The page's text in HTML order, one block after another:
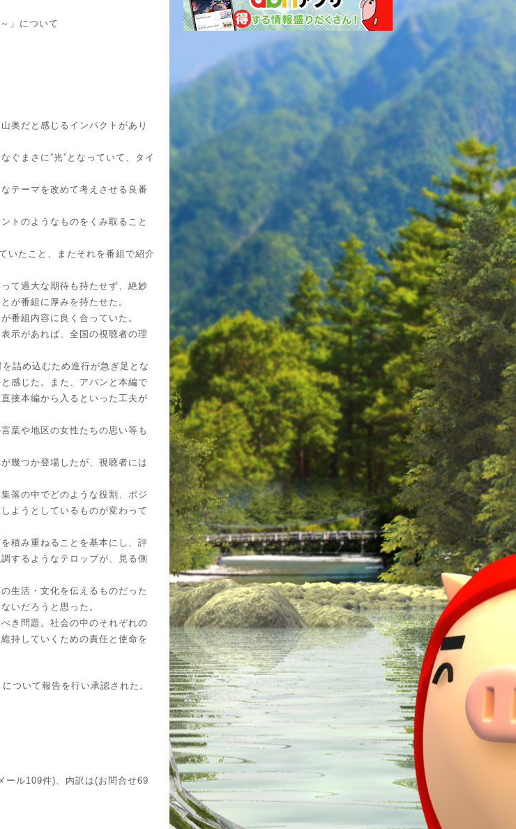
」について
奥だと感じるインパクトがあり
ぐまさに”光”となっていて、タイ
テーマを改めて考えさせる良番
トのようなものをくみ取ること
いたこと、またそれを番組で紹介
て過大な期待も持たせず、絶妙
が番組に厚みを持たせた。
番組内容に良く合っていた。
示があれば、全国の視聴者の理
詰め込むため進行が急ぎ足とな
感じた。また、アバンと本編で
接本編から入るといった工夫が
葉や地区の女性たちの思い等も
幾つか登場したが、視聴者には
落の中でどのような役割、ポジ
ようとしているものが変わって
積み重ねることを基本にし、評
するようなテロップが、見る側
生活・文化を伝えるものだった
いだろうと思った。
き問題。社会の中のそれぞれの
持していくための責任と使命を
ついて報告を行い承認された。
ール109件)、内訳は(お問合せ69